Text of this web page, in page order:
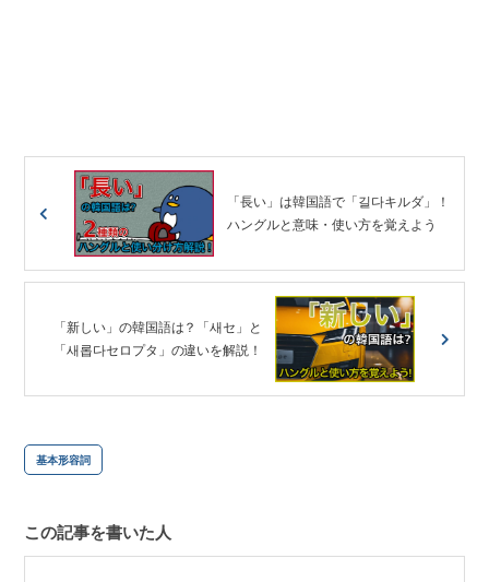
「長い」は韓国語で「길다キルダ」！
ハングルと意味・使い方を覚えよう
「新しい」の韓国語は？「새セ」と
「새롭다セロプタ」の違いを解説！
基本形容詞
この記事を書いた人